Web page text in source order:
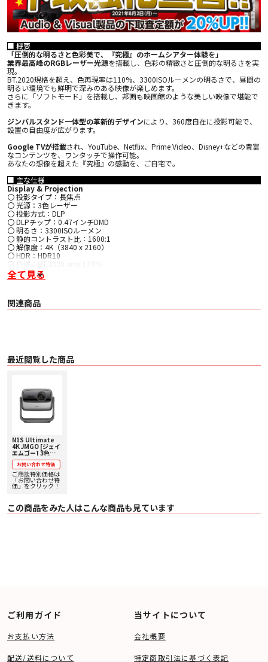
■ 概要
「圧倒的な明るさと色彩美で、『究極』のホームシアター体験を」
業界最高峰のRGBレーザー光源を搭載し、色彩の精緻さと圧倒的な明るさを実
現。
BT.2020規格を超え、色再現率は110%、3300ISOルーメンの明るさで、昼間の
明るい環境でも鮮明で深みのある映像が楽しめます。
さらに「ソフトモード」を搭載し、邦画も映画館のような美しい映像で堪能で
きます。
ジンバルスタンド一体型の革新的デザインにより、360度自在に投影可能で、
設置の自由度が広がります。
Google TVが搭載され、YouTube、Netflix、Prime Video、Disney+などの豊富
なコンテンツを、ワンタッチで操作可能。
あなたの想像を超えた『究極』の感動を、ご自宅で。
■ 主な仕様
Display & Projection
〇 投影タイプ：長焦点
〇 光源：3色レーザー
〇 投影方式：DLP
〇 DLPチップ：0.47インチDMD
〇 明るさ：3300ISOルーメン
〇 静的コントラスト比：1600:1
〇 解像度：4K（3840 x 2160）
〇 HDR：HDR10
〇 色域：BT.2020 area 110%
〇 投影倍率：1.2:1（2.6mで100インチ）
〇 最大投影サイズ：180インチ
〇 ジンバルスタンド可動角度：左右360°、上下135°
〇 オートフォーカス：〇
〇 3D：アクティブシャッター方式、左右、上下、ブルーレイに対応
〇 台形補正角度：垂直水平（±45°）に対応
〇 水平設置時のオフセット値：0cm
Audio
〇 スピーカー：10W × 2基
〇 その他音響：Dolby Audio（デジタル、デジタルプラスに対応）、DTS HD
System
〇 GPU：Mali G52 MC1 550MHz
〇 RAM：2GB
〇 ストレージ：32GB
〇 搭載OS：Google TV
〇 ミラーリング：Chromecast built-in
〇 その他：スリープからの高速復帰、視力保護機能、ジンバル一体型リアルタ
イム映像補正
〇 入力：DCx1、HDMI2.1x1、HDMI2.1(eARC)x1、USBx1
〇 出力：3.5mm ヘッドホンポートx1
〇 メーカー保証期間：1年間
※記載されている全ての数値はJMGO Labにて測定したデータを元にした理論
値です。実際の性能や数値は、生産ロット、ソフトウェアバージョン、使用状
全て見る
関連商品
最近閲覧した商品
N1S Ultimate
4K JMGO [ジェイ
エムゴー] 3色
（RGB）レーザー
搭載ジンバル一体
型 プロジェクター
下取り査定額20%
アップ実施中！
ジ】
お問い合わせ特価
ご商談特別価格は
「お問い合わせ特
価」をクリック！
この商品をみた人はこんな商品も見ています
ご利用ガイド
お支払い方法
配送/送料について
当サイトについて
会社概要
特定商取引法に基づく表記